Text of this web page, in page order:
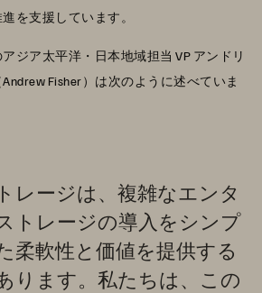
を支援しています。
ジア太平洋・日本地域担当 VP アンドリ
Fisher）は次のように述べていま
レージは、複雑なエンタ
トレージの導入をシンプ
柔軟性と価値を提供する
ります。私たちは、この